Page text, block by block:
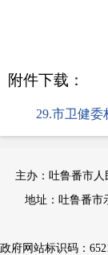
附件下载：
29.市卫健委
主办：吐鲁番市
地址：吐鲁番市
政府网站标识码：